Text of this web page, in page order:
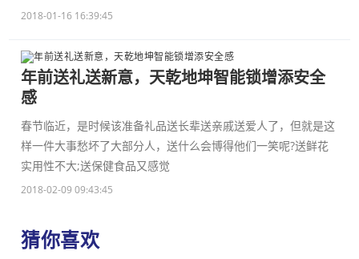
2018-01-16 16:39:45
年前送礼送新意，天乾地坤智能锁增添安全
感
春节临近，是时候该准备礼品送长辈送亲戚送爱人了，但就是这
样一件大事愁坏了大部分人，送什么会博得他们一笑呢?送鲜花
实用性不大;送保健食品又感觉
2018-02-09 09:43:45
猜你喜欢